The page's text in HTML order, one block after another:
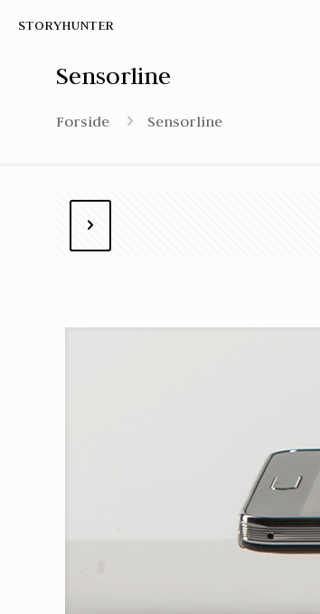
STORYHUNTER
Sensorline
Forside Sensorline